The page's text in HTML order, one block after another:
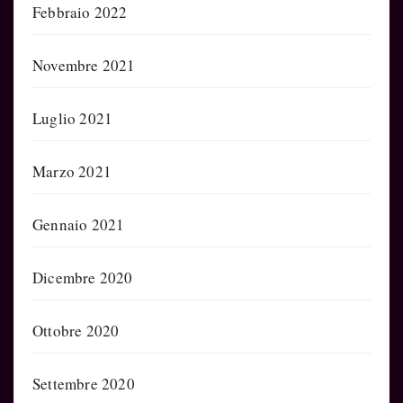
Febbraio 2022
Novembre 2021
Luglio 2021
Marzo 2021
Gennaio 2021
Dicembre 2020
Ottobre 2020
Settembre 2020